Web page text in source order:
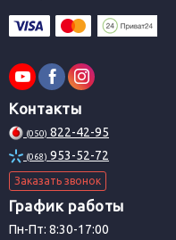
Контакты
(050) 822-42-95
(068) 953-52-72
Заказать звонок
График работы
Пн-Пт: 8:30-17:00